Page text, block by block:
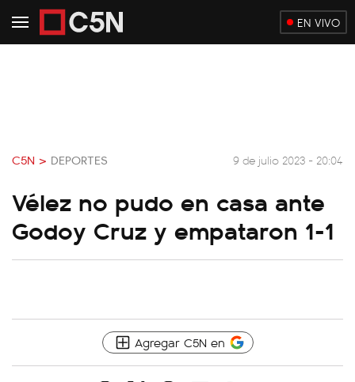
EN VIVO
C5N > DEPORTES 9 de julio 2023 - 20:04
Vélez no pudo en casa ante
Godoy Cruz y empataron 1-1
Agregar C5N en